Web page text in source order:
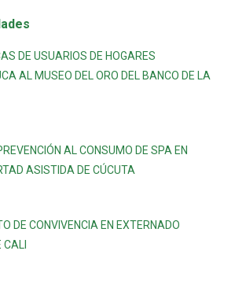
DE USUARIOS DE HOGARES
AL MUSEO DEL ORO DEL BANCO DE LA
AL CONSUMO DE SPA EN
ASISTIDA DE CÚCUTA
DE CONVIVENCIA EN EXTERNADO